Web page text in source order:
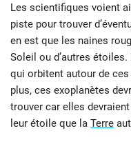
Les scientifiques voient
piste pour trouver
en est que les naines
Soleil ou d’autres
qui orbitent autour de
plus, ces exoplanètes
trouver car elles
leur étoile que la Terre